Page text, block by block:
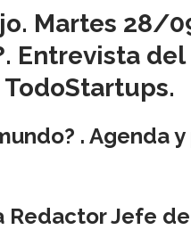
Martes 28/
Entrevista del
. Agenda
Redactor Jefe de